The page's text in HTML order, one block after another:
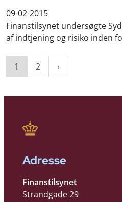
09-02-2015
Finanstilsynet undersøgte
af indtjening og risiko inden
1 2
Adresse
Finanstilsynet
Strandgade 29